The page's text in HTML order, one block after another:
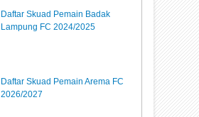
Daftar Skuad Pemain Badak
Lampung FC 2024/2025
Daftar Skuad Pemain Arema FC
2026/2027